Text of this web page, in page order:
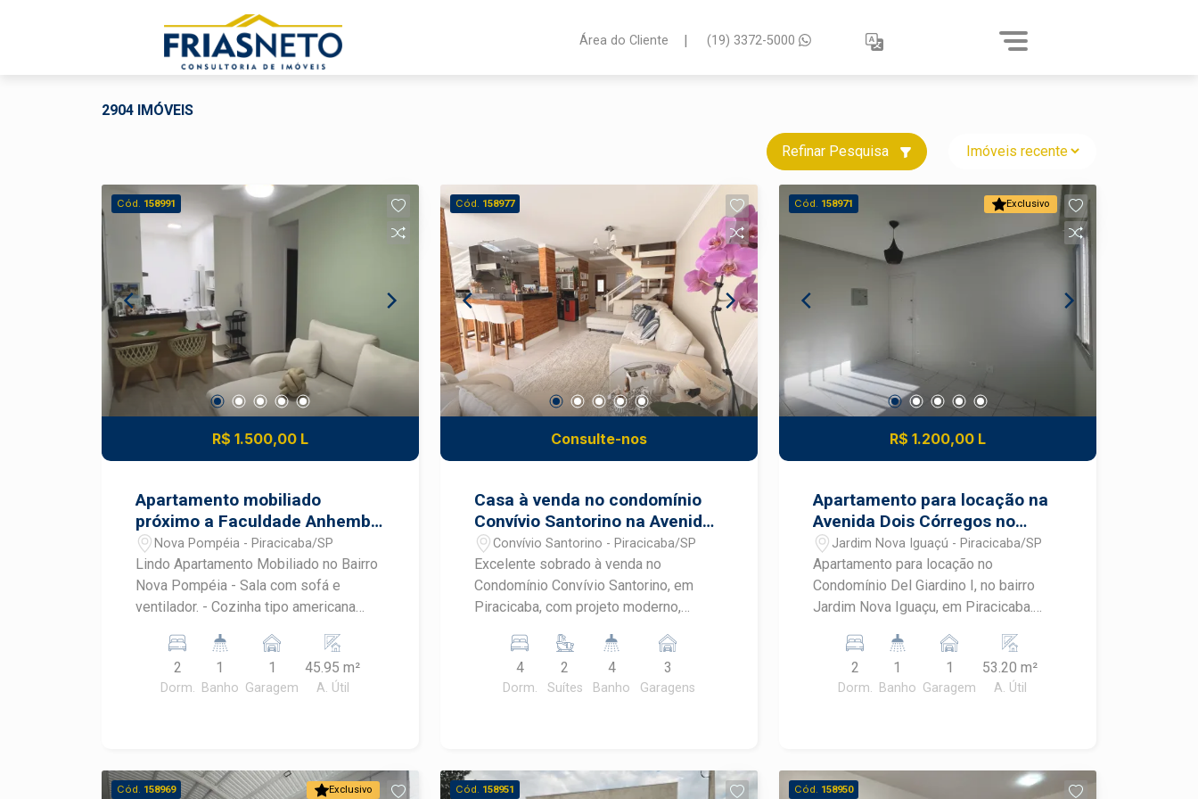
Área do Cliente | (19) 3372-5000
2904 IMÓVEIS
Refinar Pesquisa
Cód. 158991
R$ 1.500,00 L
Apartamento mobiliado
próximo a Faculdade Anhembi
Morumbi
Nova Pompéia - Piracicaba/SP
Lindo Apartamento Mobiliado no Bairro
Nova Pompéia - Sala com sofá e
ventilador. - Cozinha tipo americana
máquina de lavar e armários planejados.
- Banheiro com box e gabinete. -
Dormitório 1: Cama de casal, armário
2
Dorm.
1
Banho
1
Garagem
45.95 m²
A. Útil
Cód. 158977
Consulte-nos
Casa à venda no condomínio
Convívio Santorino na Avenida
Dois Córregos em Piracicaba
Convívio Santorino - Piracicaba/SP
Excelente sobrado à venda no
Condomínio Convívio Santorino, em
Piracicaba, com projeto moderno,
distribuição dos espaços. Localizado
em uma das regiões de maior
crescimento da cidade, o imóvel reúne
segurança, praticidade e qualidade de
4
Dorm.
2
Suítes
4
Banho
3
Garagens
Exclusivo
Cód. 158971
R$ 1.200,00 L
Apartamento para locação na
Avenida Dois Córregos no
condomínio Del Giardino I em
Piracicaba
Jardim Nova Iguaçú - Piracicaba/SP
Apartamento para locação no
Condomínio Del Giardino I, no bairro
Jardim Nova Iguaçu, em Piracicaba.
aproveitamento dos espaços e
infraestrutura completa de condomínio,
este imóvel oferece conforto,
Dormitórios com armários planejados -
2
Dorm.
1
Banho
1
Garagem
53.20 m²
A. Útil
Exclusivo
Cód. 158969 Cód. 158951 Cód. 158950